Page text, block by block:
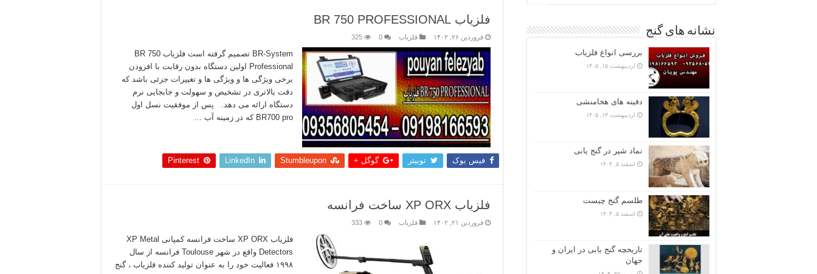
فلزیاب BR 750 PROFESSIONAL
فروردین ۲۶, ۱۴۰۲ فلزیاب 0
325
BR-System تصمیم گرفته است فلزیاب BR 750
Professional اولین دستگاه بدون رقابت با افزودن
برخی ویژگی ها و ویژگی ها و تغییرات جزئی باشد که
دقت بالاتری در تشخیص و سهولت و جابجایی نرم
دستگاه ارائه می دهد. پس از موفقیت نسل اول
BR700 pro که در زمینه آب …
فیس بوک توییتر گوگل + Stumbleupon
LinkedIn
Pinterest
فلزیاب XP ORX ساخت فرانسه
فروردین ۲۱, ۱۴۰۲ فلزیاب 0
333
فلزیاب XP ORX ساخت فرانسه کمپانی XP Metal
Detectors واقع در شهر Toulouse فرانسه از سال
۱۹۹۸ فعالیت خود را به عنوان تولید کننده فلزیاب ، گنج
نشانه های گنج
بررسی انواع فلزیاب
اردیبهشت ۱۵, ۱۴۰۵
دفینه های هخامنشی
اردیبهشت ۱۳, ۱۴۰۵
نماد شیر در گنج یابی
اسفند ۵, ۱۴۰۴
طلسم گنج چیست
اسفند ۵, ۱۴۰۴
تاریخچه گنج‌ یابی در ایران و
جهان